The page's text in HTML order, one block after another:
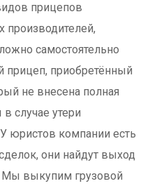
прицепов
производителей,
самостоятельно
прицеп, приобретённый
не внесена полная
случае утери
юристов компании есть
они найдут выход
Мы выкупим грузовой